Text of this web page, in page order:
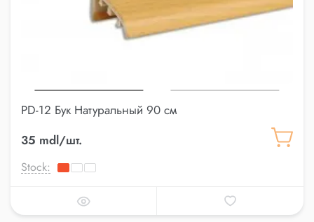
PD-12 Бук Натуральный 90 см
35 mdl/шт.
Stock: